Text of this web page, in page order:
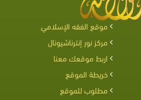
موقع الفقه الإسلامي
مركز نور إنترناشيونال
اربط موقعك معنا
خريطة الموقع
مطلوب للموقع